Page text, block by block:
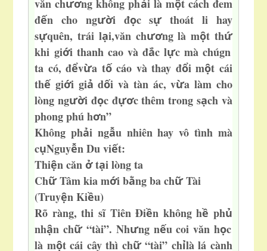
văn chương không phải là một cách đem
đến cho người đọc sựthoát li hay
sựquên, trái lại,văn chương là một thứ
khi giới thanh cao và đắc lực mà chúgn
ta có, đểvừa tốcáo và thay đổi một cái
thế giới giả dối và tàn ác, vừa làm cho
lòng người đọc đựơc thêm trong sạch và
phong phú hơn”
Không phải ngẫu nhiên hay vô tình mà
cụNguyễn Du viết:
Thiện cănởtại lòng ta
ChữTâm kia mới bằng ba chữTài
(Truyện Kiều)
Rõ ràng, thi sĩ Tiên Điền không hề phủ
nhận chữ“tài”. Nhưng nếu coi văn học
là một cái cây thì chữ“tài” chỉlà lá cành